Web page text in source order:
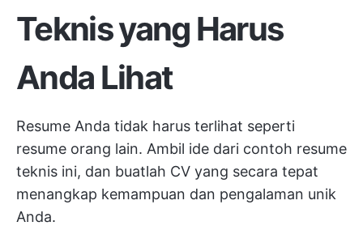
Teknis yang Harus
Anda Lihat
Resume Anda tidak harus terlihat seperti
resume orang lain. Ambil ide dari contoh resume
teknis ini, dan buatlah CV yang secara tepat
menangkap kemampuan dan pengalaman unik
Anda.